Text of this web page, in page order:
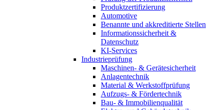
Produktzertifizierung
Automotive
Benannte und akkreditierte Stellen
Informationssicherheit &
Datenschutz
KI-Services
Industrieprüfung
Maschinen- & Gerätesicherheit
Anlagentechnik
Material & Werkstoffprüfung
Aufzugs- & Fördertechnik
Bau- & Immobilienqualität